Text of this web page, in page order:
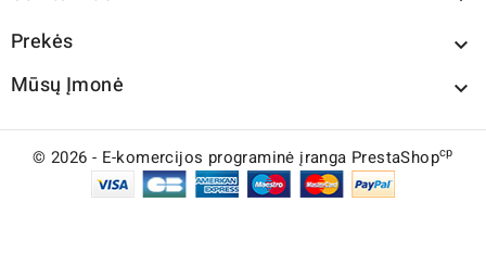
Prekės 
Mūsų Įmonė 
© 2026 - E-komercijos programinė įranga PrestaShopcp